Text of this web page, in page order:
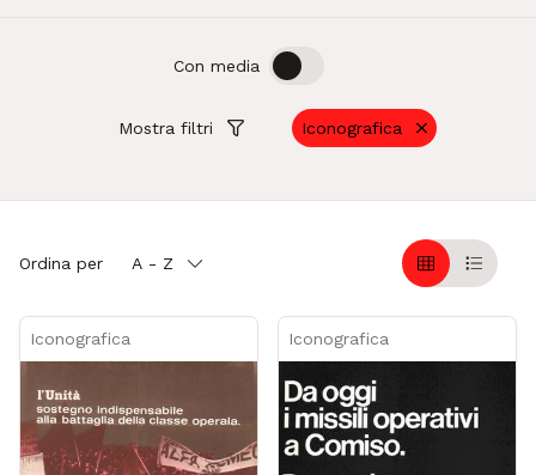
Mostra filtri Iconografica
Con media OFF
Ordina per A - Z
GrigliaTable
Iconografica Iconografica